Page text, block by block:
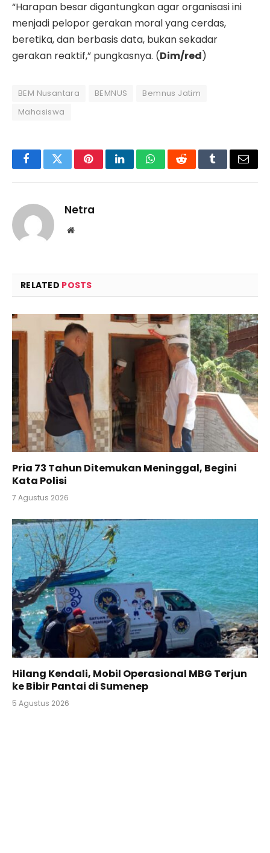
“Harapan besar digantungkan agar organisasi ini
menjadi pelopor gerakan moral yang cerdas,
beretika, dan berbasis data, bukan sekadar
gerakan reaktif,” pungkasnya. (Dim/red)
BEM Nusantara BEMNUS
Bemnus Jatim
Mahasiswa
FacebookTwitterPinterestLinkedInWhatsAppRedditTumblrEmail
Netra
Website
RELATED POSTS
Pria 73 Tahun Ditemukan Meninggal, Begini
Kata Polisi
7 Agustus 2026
Hilang Kendali, Mobil Operasional MBG Terjun
ke Bibir Pantai di Sumenep
5 Agustus 2026